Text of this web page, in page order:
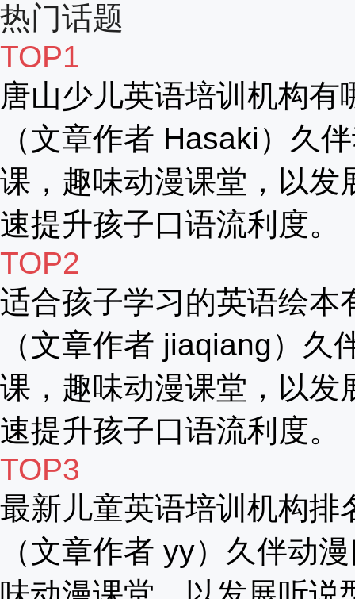
热门话题
TOP1
唐山少儿英语培训机构
（文章作者 Hasaki）久
课，趣味动漫课堂，以发
速提升孩子口语流利度。
TOP2
适合孩子学习的英语绘本
（文章作者 jiaqiang）
课，趣味动漫课堂，以发
速提升孩子口语流利度。
TOP3
最新儿童英语培训机构排
（文章作者 yy）久伴动